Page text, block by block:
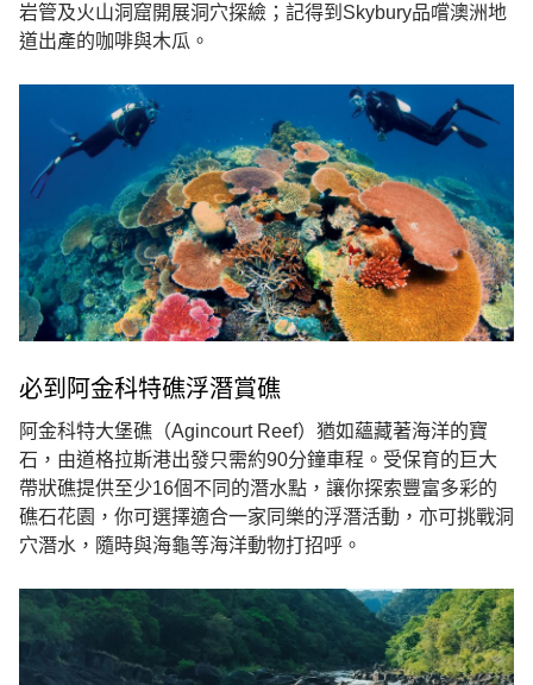
岩管及火山洞窟開展洞穴探䌞；記得到Skybury品嚐澳洲地
道出產的咖啡與木瓜。
必到阿金科特礁浮潛賞礁
阿金科特大堡礁（Agincourt Reef）猶如蘊藏著海洋的寶
石，由道格拉斯港出發只需約90分鐘車程。受保育的巨大
帶狀礁提供至少16個不同的潛水點，讓你探索豐富多彩的
礁石花園，你可選擇適合一家同樂的浮潛活動，亦可挑戰洞
穴潛水，隨時與海龜等海洋動物打招呼。